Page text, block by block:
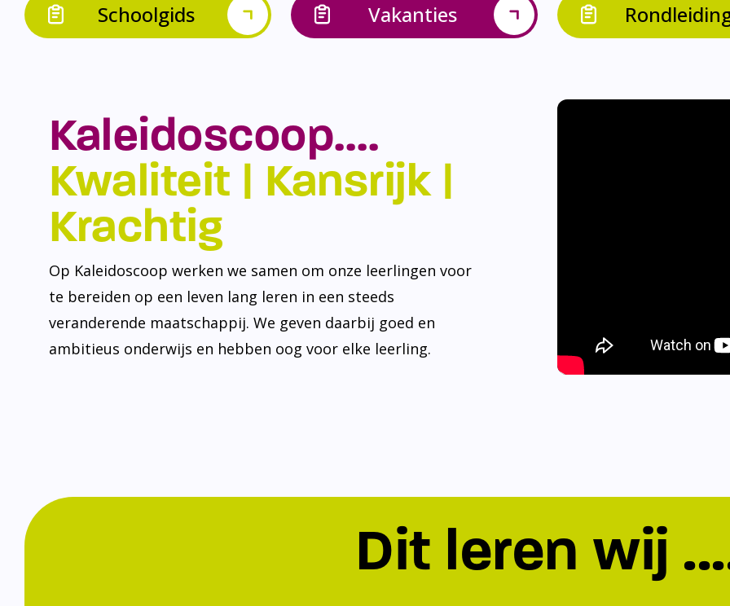
Schoolgids Vakanties
Kaleidoscoop….
Kwaliteit | Kansrijk |
Krachtig
Op Kaleidoscoop werken we samen om onze leerlingen voor
te bereiden op een leven lang leren in een steeds
veranderende maatschappij. We geven daarbij goed en
ambitieus onderwijs en hebben oog voor elke leerling.
Dit leren wij